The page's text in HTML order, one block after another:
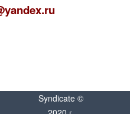
Syndicate ©